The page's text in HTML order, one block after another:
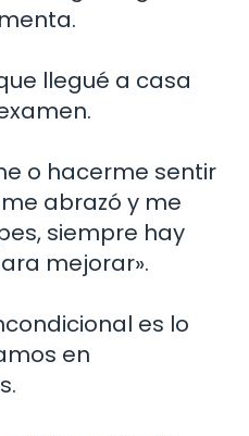
llegué a casa
o hacerme sentir
abrazó y me
siempre hay
mejorar».
es lo
en